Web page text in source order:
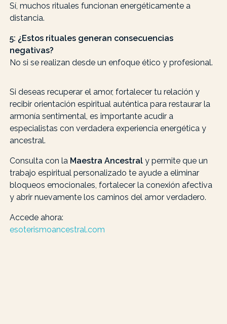
Sí, muchos rituales funcionan energéticamente a
distancia.
5: ¿Estos rituales generan consecuencias
negativas?
No si se realizan desde un enfoque ético y profesional.
Si deseas recuperar el amor, fortalecer tu relación y
recibir orientación espiritual auténtica para restaurar la
armonía sentimental, es importante acudir a
especialistas con verdadera experiencia energética y
ancestral.
Consulta con la Maestra Ancestral y permite que un
trabajo espiritual personalizado te ayude a eliminar
bloqueos emocionales, fortalecer la conexión afectiva
y abrir nuevamente los caminos del amor verdadero.
Accede ahora:
esoterismoancestral.com